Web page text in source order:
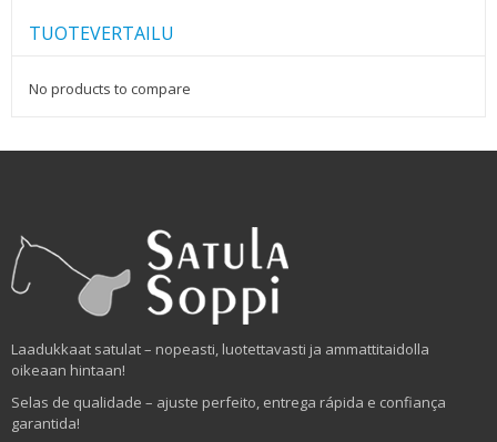
TUOTEVERTAILU
No products to compare
Laadukkaat satulat – nopeasti, luotettavasti ja ammattitaidolla
oikeaan hintaan!
Selas de qualidade – ajuste perfeito, entrega rápida e confiança
garantida!